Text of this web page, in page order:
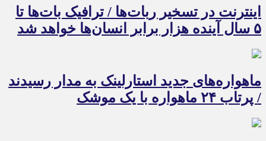
اینترنت در تسخیر ربات‌ها / ترافیک بات‌ها تا
۵ سال آینده هزار برابر انسان‌ها خواهد شد
ماهواره‌های جدید استارلینک به مدار رسیدند
/ پرتاب ۲۴ ماهواره با یک موشک